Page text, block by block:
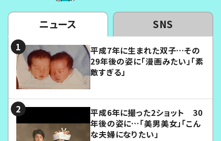
ニュース SNS
平成7年に生まれた双子…その
29年後の姿に「漫画みたい」「素
敵すぎる」
平成6年に撮った2ショット 30
年後の姿に…「美男美女」「こん
な夫婦になりたい」